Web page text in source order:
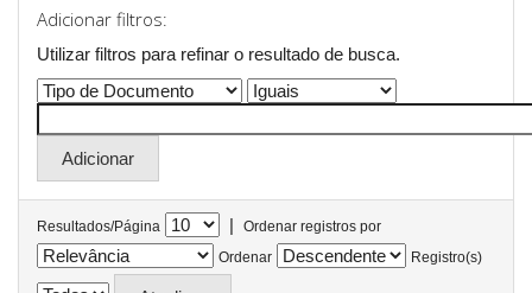
Adicionar filtros:
Utilizar filtros para refinar o resultado de busca.
Resultados/Página |
Ordenar registros por
Ordenar
Registro(s)